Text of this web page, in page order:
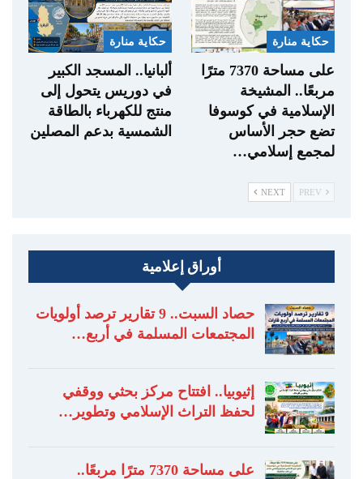
حكاية منارة
على مساحة 7370 مترًا
مربعًا.. المشيخة
الإسلامية في كوسوفا
تضع حجر الأساس
لمجمع إسلامي…
حكاية منارة
ألبانيا.. المسجد الكبير
في دوريس يتحول إلى
منتج للكهرباء بالطاقة
الشمسية بدعم المصلين
NEXT
أوراق إعلامية
حصاد السبت.. 9 تقارير ترصد أولويات
المجتمعات المسلمة في أربع…
إثيوبيا.. افتتاح مركز بحثي ووقفي
لحفظ التراث الإسلامي وتطوير…
على مساحة 7370 مترًا مربعًا..